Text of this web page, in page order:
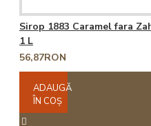
Sirop 1883 Caramel fara
1 L
56,87RON
ADAUGĂ
ÎN COŞ